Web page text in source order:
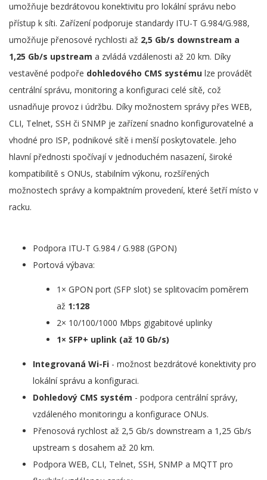
umožňuje bezdrátovou konektivitu pro lokální správu nebo
přístup k síti. Zařízení podporuje standardy ITU-T G.984/G.988,
umožňuje přenosové rychlosti až 2,5 Gb/s downstream a
1,25 Gb/s upstream a zvládá vzdálenosti až 20 km. Díky
vestavěné podpoře dohledového CMS systému lze provádět
centrální správu, monitoring a konfiguraci celé sítě, což
usnadňuje provoz i údržbu. Díky možnostem správy přes WEB,
CLI, Telnet, SSH či SNMP je zařízení snadno konfigurovatelné a
vhodné pro ISP, podnikové sítě i menší poskytovatele. Jeho
hlavní přednosti spočívají v jednoduchém nasazení, široké
kompatibilitě s ONUs, stabilním výkonu, rozšířených
možnostech správy a kompaktním provedení, které šetří místo v
racku.
Podpora ITU-T G.984 / G.988 (GPON)
Portová výbava:
1× GPON port (SFP slot) se splitovacím poměrem
až 1:128
2× 10/100/1000 Mbps gigabitové uplinky
1× SFP+ uplink (až 10 Gb/s)
Integrovaná Wi-Fi - možnost bezdrátové konektivity pro
lokální správu a konfiguraci.
Dohledový CMS systém - podpora centrální správy,
vzdáleného monitoringu a konfigurace ONUs.
Přenosová rychlost až 2,5 Gb/s downstream a 1,25 Gb/s
upstream s dosahem až 20 km.
Podpora WEB, CLI, Telnet, SSH, SNMP a MQTT pro